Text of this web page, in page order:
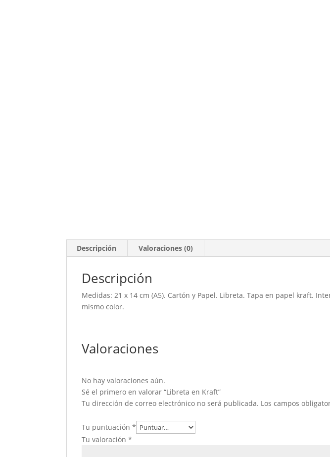
Descripción Valoraciones (0)
Descripción
Medidas: 21 x 14 cm (A5). Cartón y Papel. Libreta. Tapa en papel kraft.
mismo color.
Valoraciones
No hay valoraciones aún.
Sé el primero en valorar “Libreta en Kraft”
Tu dirección de correo electrónico no será publicada. Los campos
Tu puntuación*
Tu valoración*